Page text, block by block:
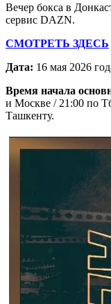
Вечер бокса в
сервис DAZN.
СМОТРЕТЬ ЗДЕСЬ
Дата: 16 мая 2026
Время начала
и Москве / 21:00 по
Ташкенту.